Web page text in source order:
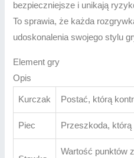
bezpieczniejsze i unikają
To sprawia, że każda
udoskonalenia swojego stylu
Element gry
Opis
Kurczak Postać, którą
Piec Przeszkoda,
Wartość punktów